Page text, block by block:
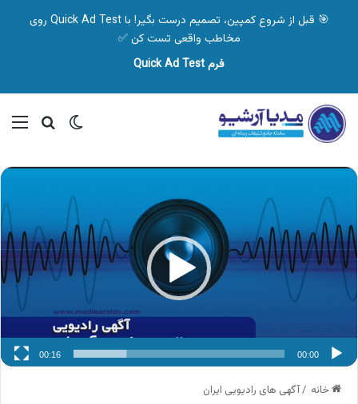
🎯 قبل از شروع کمپین، تصمیم درست بگیر! با Quick Ad Test روی
مخاطب واقعی تست کن ✅
فرم Quick Ad Test
تغییر پوسته
نمایشگر
ویدیو
00:00
00:16
خانه /آگهی های رادیویی ایران